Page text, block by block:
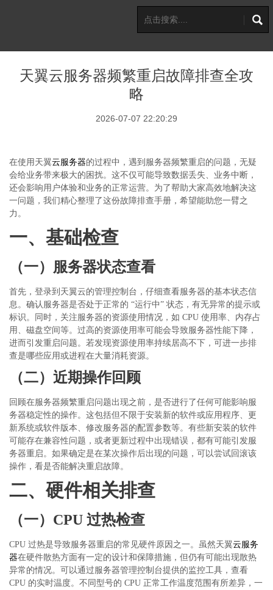
天翼云服务器频繁重启故障排查全攻
略
2026-07-07 22:20:29
在使用天翼云服务器的过程中，遇到服务器频繁重启的问题，无疑
会给业务带来极大的困扰。这不仅可能导致数据丢失、业务中断，
还会影响用户体验和业务的正常运营。为了帮助大家高效地解决这
一问题，我们精心整理了这份故障排查手册，希望能助您一臂之
力。
一、基础检查
（一）服务器状态查看
首先，登录到天翼云的管理控制台，仔细查看服务器的基本状态信
息。确认服务器是否处于正常的 “运行中” 状态，有无异常的提示或
标识。同时，关注服务器的资源使用情况，如 CPU 使用率、内存占
用、磁盘空间等。过高的资源使用率可能会导致服务器性能下降，
进而引发重启问题。若发现资源使用率持续居高不下，可进一步排
查是哪些应用或进程在大量消耗资源。
（二）近期操作回顾
回顾在服务器频繁重启问题出现之前，是否进行了任何可能影响服
务器稳定性的操作。这包括但不限于安装新的软件或应用程序、更
新系统或软件版本、修改服务器的配置参数等。有些新安装的软件
可能存在兼容性问题，或者更新过程中出现错误，都有可能引发服
务器重启。如果确定是在某次操作后出现的问题，可以尝试回滚该
操作，看是否能解决重启故障。
二、硬件相关排查
（一） CPU 过热检查
CPU 过热是导致服务器重启的常见硬件原因之一。虽然天翼云服务
器在硬件散热方面有一定的设计和保障措施，但仍有可能出现散热
异常的情况。可以通过服务器管理控制台提供的监控工具，查看
CPU 的实时温度。不同型号的 CPU 正常工作温度范围有所差异，一